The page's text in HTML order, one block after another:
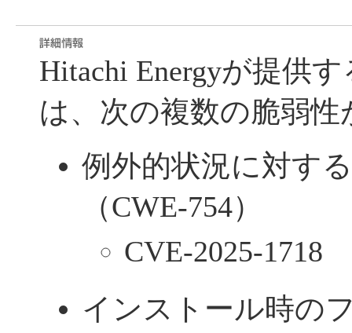
Hitachi Energyが提供
は、次の複数の脆弱
例外的状況に対す
（CWE-754）
CVE-2025-1718
インストール時の